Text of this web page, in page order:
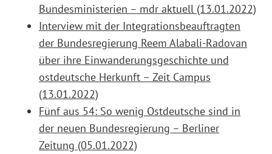
Bundesministerien – mdr aktuell (13.01.2022)
Interview mit der Integrationsbeauftragten
der Bundesregierung Reem Alabali-Radovan
über ihre Einwanderungsgeschichte und
ostdeutsche Herkunft – Zeit Campus
(13.01.2022)
Fünf aus 54: So wenig Ostdeutsche sind in
der neuen Bundesregierung – Berliner
Zeitung (05.01.2022)